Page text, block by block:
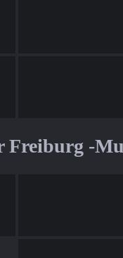
Freiburg -